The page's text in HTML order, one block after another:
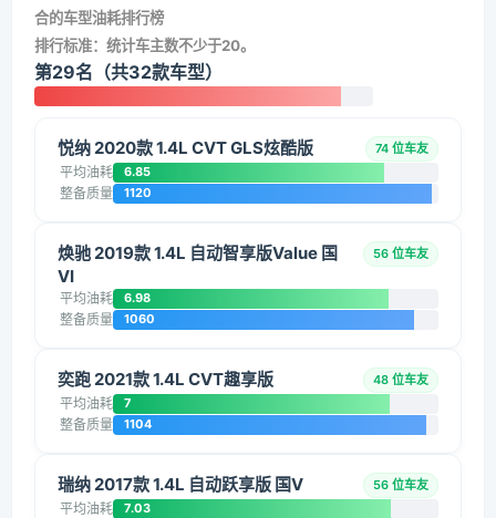
合的车型油耗排行榜
排行标准：统计车主数不少于20。
第29名（共32款车型）
悦纳 2020款 1.4L CVT GLS炫酷版 74 位车友
平均油耗 6.85
整备质量 1120
焕驰 2019款 1.4L 自动智享版Value 国
VI
56 位车友
平均油耗 6.98
整备质量 1060
奕跑 2021款 1.4L CVT趣享版 48 位车友
平均油耗 7
整备质量 1104
瑞纳 2017款 1.4L 自动跃享版 国V 56 位车友
平均油耗 7.03